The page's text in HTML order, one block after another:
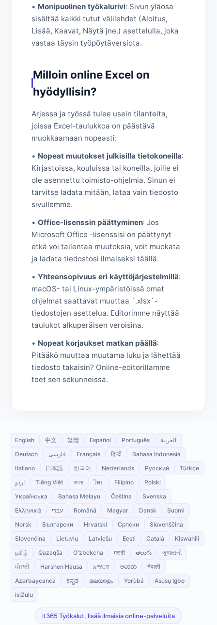
• Monipuolinen työkalurivi: Sivun yläosa
sisältää kaikki tutut välilehdet (Aloitus,
Lisää, Kaavat, Näytä jne.) asettelulla, joka
vastaa täysin työpöytäversiota.
Milloin online Excel on
hyödyllisin?
Arjessa ja työssä tulee usein tilanteita,
joissa Excel-taulukkoa on päästävä
muokkaamaan nopeasti:
• Nopeat muutokset julkisilla tietokoneilla:
Kirjastoissa, kouluissa tai koneilla, joille ei
ole asennettu toimisto-ohjelmia. Sinun ei
tarvitse ladata mitään, lataa vain tiedosto
sivullemme.
• Office-lisenssin päättyminen: Jos
Microsoft Office -lisenssisi on päättynyt
etkä voi tallentaa muutoksia, voit muokata
ja ladata tiedostosi ilmaiseksi täällä.
• Yhteensopivuus eri käyttöjärjestelmillä:
macOS- tai Linux-ympäristöissä omat
ohjelmat saattavat muuttaa `.xlsx`-
tiedostojen asettelua. Editorimme näyttää
taulukot alkuperäisen veroisina.
• Nopeat korjaukset matkan päällä:
Pitääkö muuttaa muutama luku ja lähettää
tiedosto takaisin? Online-editorillamme
teet sen sekunneissa.
English 中文 繁體 Español Português
العربية
Deutsch
فارسی Français हिन्दी
Bahasa Indonesia
Italiano
日本語 한국어 Nederlands Русский
Türkçe
اردو
Tiếng Việt বাংলা ไทย Filipino
Polski
Українська
Bahasa Melayu Čeština
Svenska
Ελληνικά
עברי Română Magyar Dansk
Suomi
Norsk
Български Hrvatski Српски
Slovenščina
Slovenčina
Lietuvių Latviešu Eesti Català
Kiswahili
தமிழ்
Qazaqša Oʻzbekcha मराठी తెలుగు
ગુજરાતી
ਪੰਜਾਬੀ
Harshen Hausa አማርኛ ဗမာစာ
नेपाली
Azərbaycanca
ಕನ್ನಡ മലയാളം Yorùbá
Asụsụ Igbo
isiZulu
it365 Työkalut, lisää ilmaisia online-palveluita